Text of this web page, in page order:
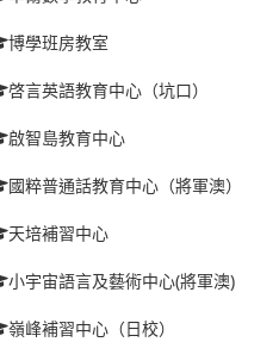
博學班房教室
啓言英語教育中心（坑口）
啟智島教育中心
國粹普通話教育中心（將軍澳）
天培補習中心
小宇宙語言及藝術中心(將軍澳)
嶺峰補習中心（日校）